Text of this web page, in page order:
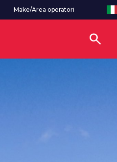
Make/Area operatori
search